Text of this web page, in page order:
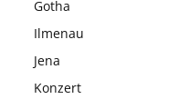
Gotha
Ilmenau
Jena
Konzert